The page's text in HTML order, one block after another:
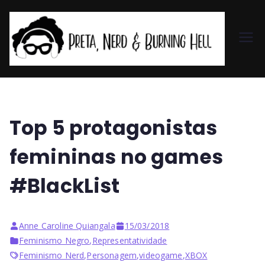
et
Top 5 protagonistas
femininas no games
#BlackList
Anne Caroline Quiangala
15/03/2018
Feminismo Negro,Representatividade
Feminismo Nerd,Personagem,videogame,XBOX